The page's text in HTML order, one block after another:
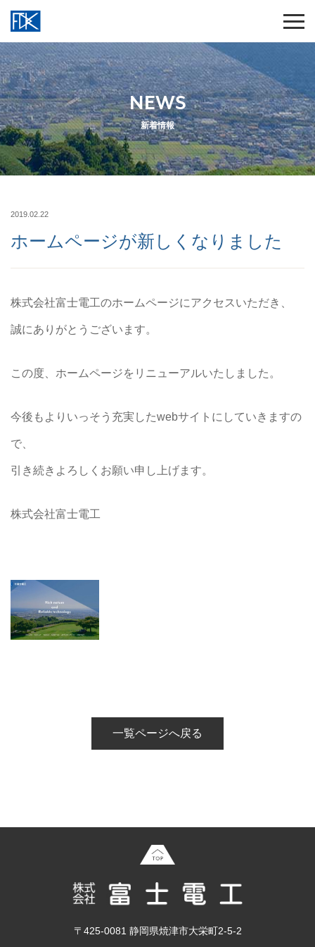
NEWS
新着情報
2019.02.22
ホームページが新しくなりました
株式会社富士電工のホームページにアクセスいただき、
誠にありがとうございます。
この度、ホームページをリニューアルいたしました。
今後もよりいっそう充実したwebサイトにしていきますの
で、
引き続きよろしくお願い申し上げます。
株式会社富士電工
一覧ページへ戻る
〒425-0081 静岡県焼津市大栄町2-5-2